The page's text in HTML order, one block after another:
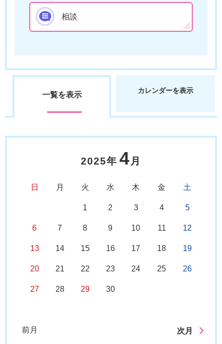
相談
一覧を表示 カレンダーを表示
2025年 4 月
日 月 火 水 木 金 土
1 2 3 4 5
6 7 8 9 10 11 12
13 14 15 16 17 18 19
20 21 22 23 24 25 26
27 28 29 30
前月 次月